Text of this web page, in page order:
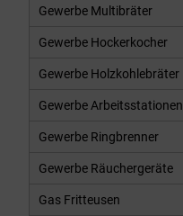
Gewerbe Multibräter
Gewerbe Hockerkocher
Gewerbe Holzkohlebräter
Gewerbe Arbeitsstationen
Gewerbe Ringbrenner
Gewerbe Räuchergeräte
Gas Fritteusen